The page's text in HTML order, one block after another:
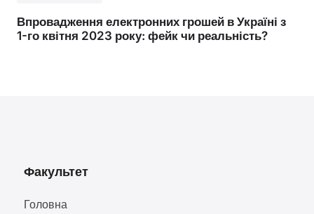
Впровадження електронних грошей в Україні з
1-го квітня 2023 року: фейк чи реальність?
Факультет
Головна